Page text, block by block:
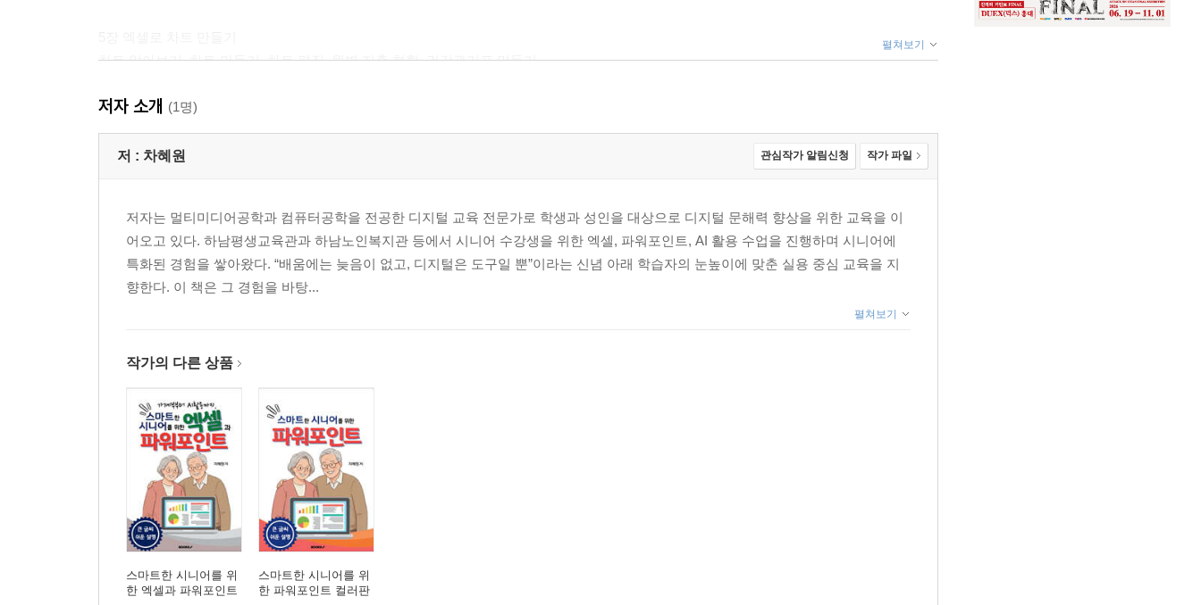
차트 알아보기, 차트 만들기, 차트 편집, 월별 지출 현황, 건강관리표 만들기
6장 생활 속 엑셀 활용하기
표 테두리 꾸미기, 그림 삽입하기, 여행 일정표 만들기
펼쳐보기
저자 소개 (1명)
저 : 차혜원 관심작가 알림신청 작가 파일
저자는 멀티미디어공학과 컴퓨터공학을 전공한 디지털 교육 전문가로 학생과 성인을 대상으로 디지털 문해력 향상을 위한 교육을 이
어오고 있다. 하남평생교육관과 하남노인복지관 등에서 시니어 수강생을 위한 엑셀, 파워포인트, AI 활용 수업을 진행하며 시니어에
특화된 경험을 쌓아왔다. “배움에는 늦음이 없고, 디지털은 도구일 뿐”이라는 신념 아래 학습자의 눈높이에 맞춘 실용 중심 교육을 지
향한다. 이 책은 그 경험을 바탕...
펼쳐보기
작가의 다른 상품
스마트한 시니어를 위
한 엑셀과 파워포인트
스마트한 시니어를 위
한 파워포인트 컬러판